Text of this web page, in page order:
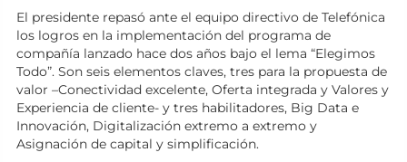
El presidente repasó ante el equipo directivo de Telefónica
los logros en la implementación del programa de
compañía lanzado hace dos años bajo el lema “Elegimos
Todo”. Son seis elementos claves, tres para la propuesta de
valor –Conectividad excelente, Oferta integrada y Valores y
Experiencia de cliente- y tres habilitadores, Big Data e
Innovación, Digitalización extremo a extremo y
Asignación de capital y simplificación.